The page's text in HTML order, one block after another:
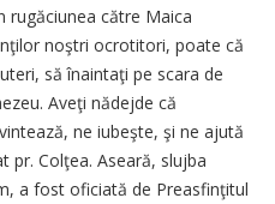
rugăciunea către Maica
noştri ocrotitori, poate că
să înaintaţi pe scara de
Aveţi nădejde că
ne iubeşte, şi ne ajută
pr. Colţea. Aseară, slujba
a fost oficiată de Preasfinţitul